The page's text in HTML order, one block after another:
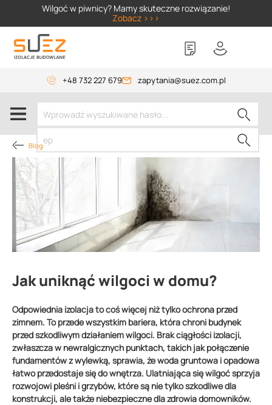
Wilgoć w piwnicy? Mamy skuteczne rozwiązanie!
Zobacz >>>
+48 732 227 679 zapytania@suez.com.pl
Blog
Jak uniknąć wilgoci w domu?
Odpowiednia izolacja to coś więcej niż tylko ochrona przed
zimnem. To przede wszystkim bariera, która chroni budynek
przed szkodliwym działaniem wilgoci. Brak ciągłości izolacji,
zwłaszcza w newralgicznych punktach, takich jak połączenie
fundamentów z wylewką, sprawia, że woda gruntowa i opadowa
łatwo przedostaje się do wnętrza. Ulatniająca się wilgoć sprzyja
rozwojowi pleśni i grzybów, które są nie tylko szkodliwe dla
konstrukcji, ale także niebezpieczne dla zdrowia domowników.